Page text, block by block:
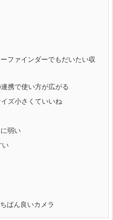
ファインダーでもだいたい収
携で使い方が広がる
ズ小さくていいね
弱い
い
ばん良いカメラ